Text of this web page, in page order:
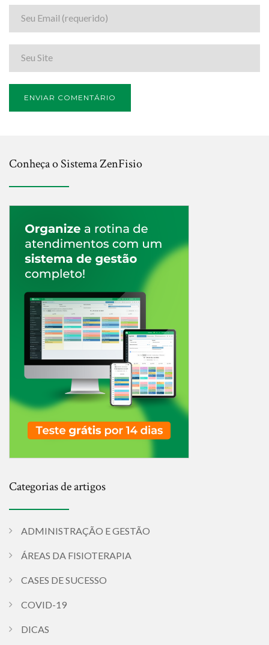
Conheça o Sistema ZenFisio
Categorias de artigos
ADMINISTRAÇÃO E GESTÃO
ÁREAS DA FISIOTERAPIA
CASES DE SUCESSO
COVID-19
DICAS